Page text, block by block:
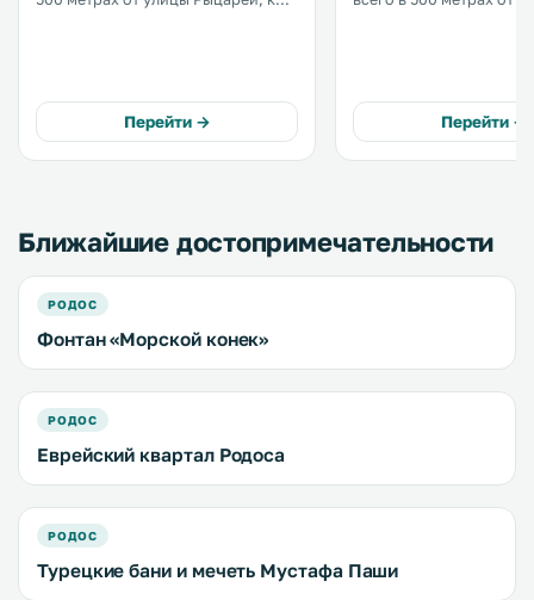
полотенца и постельное белье. .
Перейти → Перейти →
Ближайшие достопримечательности
РОДОС
Фонтан «Морской конек»
РОДОС
Еврейский квартал Родоса
РОДОС
Турецкие бани и мечеть Мустафа Паши